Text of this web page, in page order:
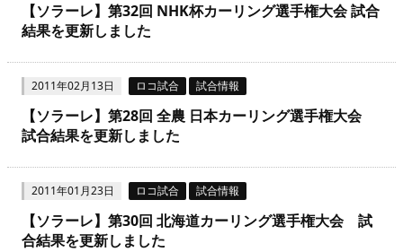
【ソラーレ】第32回 NHK杯カーリング選手権大会 試合
結果を更新しました
2011年02月13日 ロコ試合 試合情報
【ソラーレ】第28回 全農 日本カーリング選手権大会
試合結果を更新しました
2011年01月23日 ロコ試合 試合情報
【ソラーレ】第30回 北海道カーリング選手権大会 試
合結果を更新しました